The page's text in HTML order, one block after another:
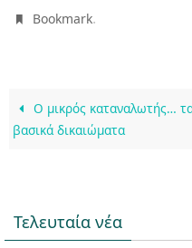
Bookmark.
Ο μικρός καταναλωτής…
βασικά δικαιώματα
Τελευταία νέα